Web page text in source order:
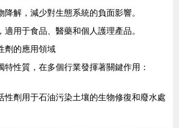
解，減少對生態系統的負面影響。
用于食品、醫藥和個人護理產品。
劑的應用領域
特性質，在多個行業發揮著關鍵作用：
性劑用于石油污染土壤的生物修復和廢水處